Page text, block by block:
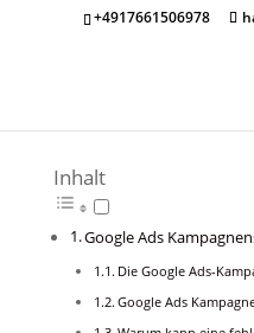
+4917661506978
Inhalt
Google Ads
Die Google Ads-
Google Ads